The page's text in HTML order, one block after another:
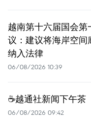
越南第十六届国会第
议：建议将海岸空间
纳入法律
06/08/2026 10:39
☕️越通社新闻下午茶
06/08/2026 09:42